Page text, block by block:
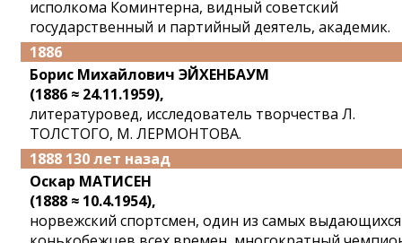
исполкома Коминтерна, видный советский
государственный и партийный деятель, академик.
1886
Борис Михайлович ЭЙХЕНБАУМ
(1886 ≈ 24.11.1959),
литературовед, исследователь творчества Л.
ТОЛСТОГО, М. ЛЕРМОНТОВА.
1888 130 лет назад
Оскар МАТИСЕН
(1888 ≈ 10.4.1954),
норвежский спортсмен, один из самых выдающихся